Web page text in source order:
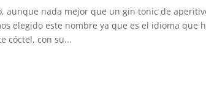
aunque nada mejor que un gin tonic de
elegido este nombre ya que es el idioma que
cóctel, con su...